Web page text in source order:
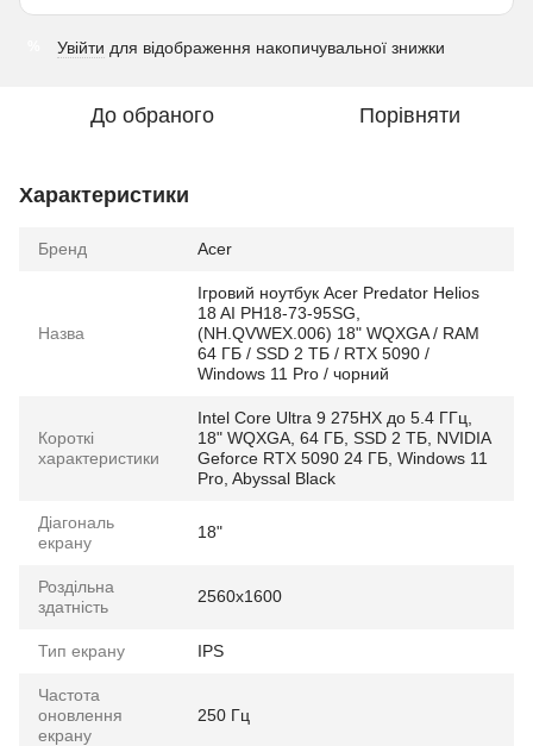
Увійти для відображення накопичувальної знижки
До обраного Порівняти
Характеристики
Бренд Acer
Назва
Ігровий ноутбук Acer Predator Helios
18 AI PH18-73-95SG,
(NH.QVWEX.006) 18" WQXGA / RAM
64 ГБ / SSD 2 ТБ / RTX 5090 /
Windows 11 Pro / чорний
Короткі
характеристики
Intel Core Ultra 9 275HX до 5.4 ГГц,
18" WQXGA, 64 ГБ, SSD 2 ТБ, NVIDIA
Geforce RTX 5090 24 ГБ, Windows 11
Pro, Abyssal Black
Діагональ
екрану
18"
Роздільна
здатність
2560x1600
Тип екрану IPS
Частота
оновлення
екрану
250 Гц